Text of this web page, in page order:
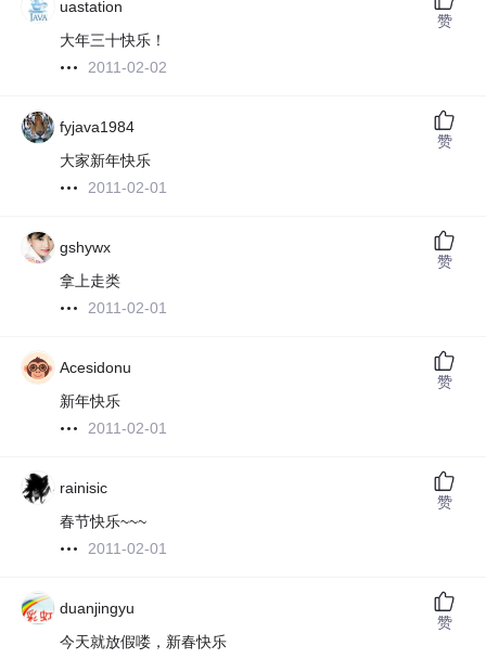
uastation
大年三十快乐！
2011-02-02
赞
fyjava1984
大家新年快乐
2011-02-01
赞
gshywx
拿上走类
2011-02-01
赞
Acesidonu
新年快乐
2011-02-01
赞
rainisic
春节快乐~~~
2011-02-01
赞
duanjingyu
今天就放假喽，新春快乐
赞